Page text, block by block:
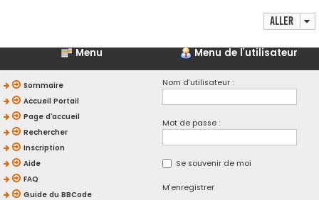
Aller
Menu
Sommaire
Accueil Portail
Page d’accueil
Rechercher
Inscription
Aide
FAQ
Guide du BBCode
Menu de l’utilisateur
Nom d’utilisateur :
Mot de passe :
Se souvenir de moi
M’enregistrer